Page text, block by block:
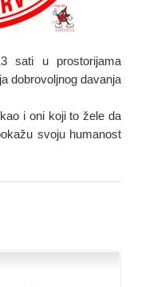
sati u prostorijama
dobrovoljnog davanja
i oni koji to žele da
svoju humanost